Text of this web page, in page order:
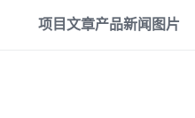
项目文章产品新闻 图片